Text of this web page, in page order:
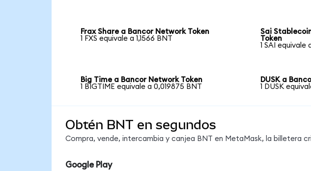
Frax Share a Bancor Network Token
1 FXS equivale a 1,1566 BNT
Sai
Token
1 SAI equivale
Big Time a Bancor Network Token
1 BIGTIME equivale a 0,019875 BNT
DUSK a
1 DUSK
Obtén BNT en segundos
Compra, vende, intercambia y canjea BNT en MetaMask, la billetera
Google Play